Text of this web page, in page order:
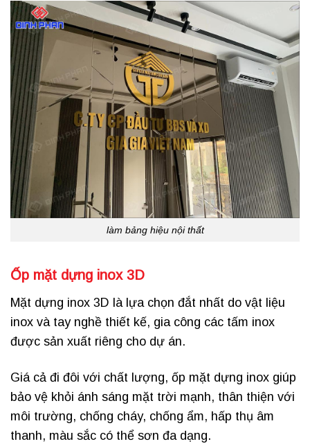
làm bảng hiệu nội thất
Ốp mặt dựng inox 3D
Mặt dựng inox 3D là lựa chọn đắt nhất do vật liệu
inox và tay nghề thiết kế, gia công các tấm inox
được sản xuất riêng cho dự án.
Giá cả đi đôi với chất lượng, ốp mặt dựng inox giúp
bảo vệ khỏi ánh sáng mặt trời mạnh, thân thiện với
môi trường, chống cháy, chống ẩm, hấp thụ âm
thanh, màu sắc có thể sơn đa dạng.